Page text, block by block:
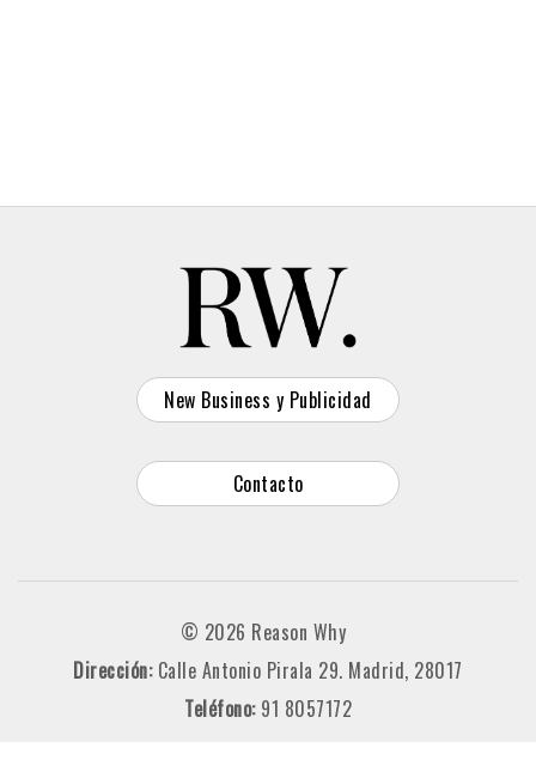
New Business y Publicidad
Contacto
© 2026 Reason Why
Dirección: Calle Antonio Pirala 29. Madrid, 28017
Teléfono: 91 8057172